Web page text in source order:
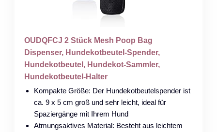
OUDQFCJ 2 Stück Mesh Poop Bag
Dispenser, Hundekotbeutel-Spender,
Hundekotbeutel, Hundekot-Sammler,
Hundekotbeutel-Halter
Kompakte Größe: Der Hundekotbeutelspender ist
ca. 9 x 5 cm groß und sehr leicht, ideal für
Spaziergänge mit Ihrem Hund
Atmungsaktives Material: Besteht aus leichtem